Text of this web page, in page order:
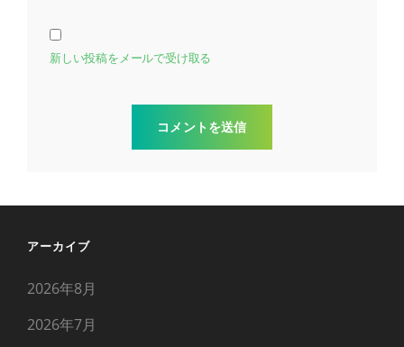
新しい投稿をメールで受け取る
アーカイブ
2026年8月
2026年7月